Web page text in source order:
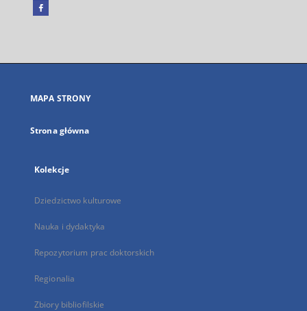
Facebook
się
karcie
MAPA STRONY
Strona główna
Kolekcje
Dziedzictwo kulturowe
Nauka i dydaktyka
Repozytorium prac doktorskich
Regionalia
Zbiory bibliofilskie